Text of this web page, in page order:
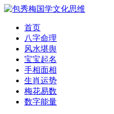
首页
八字命理
风水堪舆
宝宝起名
手相面相
生肖运势
梅花易数
数字能量